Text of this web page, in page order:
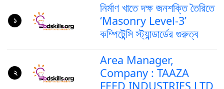
নির্মাণ খাতে দক্ষ জনশক্তি তৈরিতে
‘Masonry Level-3’
কম্পিটেন্সি স্ট্যান্ডার্ডের গুরুত্ব
১
Area Manager,
Company : TAAZA
FEED INDUSTRIES LTD
২